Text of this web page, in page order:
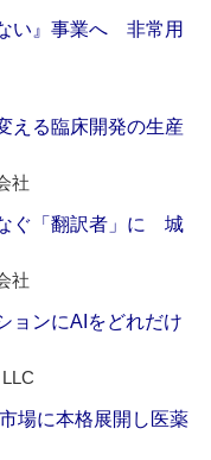
い』事業へ 非常用
える臨床開発の生産
社
ぐ「翻訳者」に 城
社
ョンにAIをどれだけ
場に本格展開し医薬